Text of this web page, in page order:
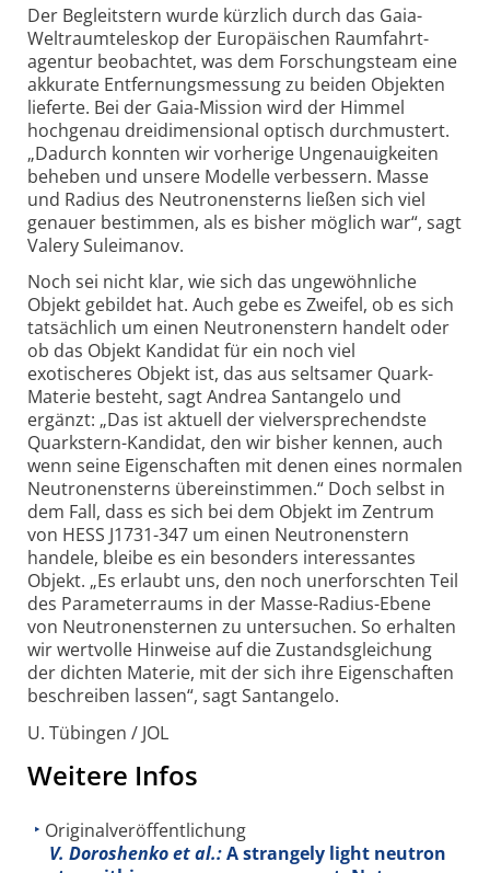
Der Begleitstern wurde kürzlich durch das Gaia-
Weltraum­teleskop der Euro­päischen Raumfahrt­
agentur beobachtet, was dem Forschungsteam eine
akkurate Entfernungs­messung zu beiden Objekten
lieferte. Bei der Gaia-Mission wird der Himmel
hochgenau drei­dimensional optisch durchmustert.
„Dadurch konnten wir vorherige Ungenauig­keiten
beheben und unsere Modelle verbessern. Masse
und Radius des Neutronensterns ließen sich viel
genauer bestimmen, als es bisher möglich war“, sagt
Valery Suleimanov.
Noch sei nicht klar, wie sich das unge­wöhnliche
Objekt gebildet hat. Auch gebe es Zweifel, ob es sich
tatsächlich um einen Neutronen­stern handelt oder
ob das Objekt Kandidat für ein noch viel
exotischeres Objekt ist, das aus seltsamer Quark-
Materie besteht, sagt Andrea Santangelo und
ergänzt: „Das ist aktuell der vielver­sprechendste
Quarkstern-Kandidat, den wir bisher kennen, auch
wenn seine Eigen­schaften mit denen eines normalen
Neutronen­sterns übereinstimmen.“ Doch selbst in
dem Fall, dass es sich bei dem Objekt im Zentrum
von HESS J1731-347 um einen Neutronenstern
handele, bleibe es ein besonders interessantes
Objekt. „Es erlaubt uns, den noch unerforschten Teil
des Parameter­raums in der Masse-Radius-Ebene
von Neutronen­sternen zu untersuchen. So erhalten
wir wertvolle Hinweise auf die Zustandsg­leichung
der dichten Materie, mit der sich ihre Eigenschaften
beschreiben lassen“, sagt Santangelo.
U. Tübingen / JOL
Weitere Infos
Originalveröffentlichung
V. Doroshenko et al.:A strangely light neutron